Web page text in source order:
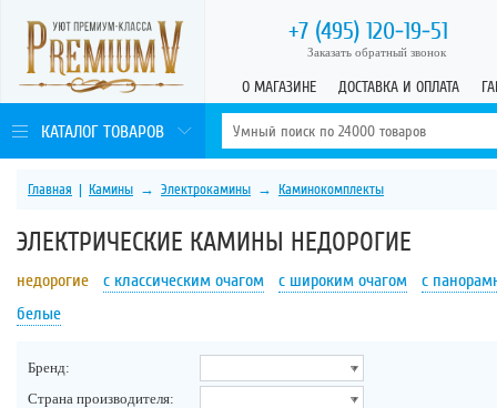
+7 (495) 120-19-51
Заказать обратный звонок
О МАГАЗИНЕ ДОСТАВКА И ОПЛАТА
КАТАЛОГ ТОВАРОВ
Главная | Камины → Электрокамины → Каминокомплекты
ЭЛЕКТРИЧЕСКИЕ КАМИНЫ НЕДОРОГИЕ
недорогие с классическим очагом с широким очагом
с
белые
Бренд:
Страна производителя: